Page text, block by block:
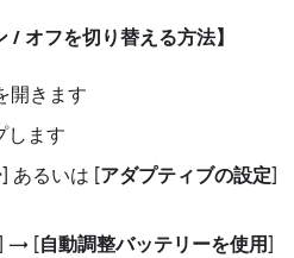
/ オフを切り替える方法】
開きます
します
] あるいは [アダプティブの設定]
→ [自動調整バッテリーを使用]